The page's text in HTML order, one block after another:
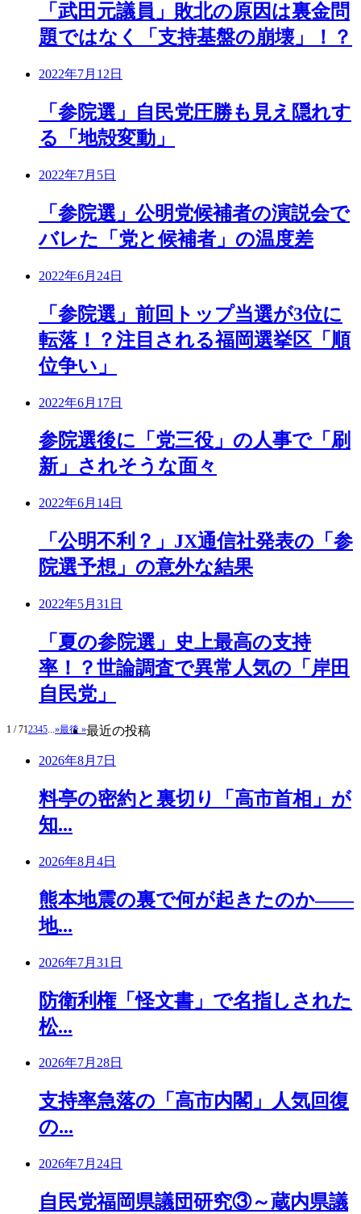
「武田元議員」敗北の原因は裏金問
題ではなく「支持基盤の崩壊」！？
2022年7月12日
「参院選」自民党圧勝も見え隠れす
る「地殻変動」
2022年7月5日
「参院選」公明党候補者の演説会で
バレた「党と候補者」の温度差
2022年6月24日
「参院選」前回トップ当選が3位に
転落！？注目される福岡選挙区「順
位争い」
2022年6月17日
参院選後に「党三役」の人事で「刷
新」されそうな面々
2022年6月14日
「公明不利？」JX通信社発表の「参
院選予想」の意外な結果
2022年5月31日
「夏の参院選」史上最高の支持
率！？世論調査で異常人気の「岸田
自民党」
1 / 712345...»最後 »最近の投稿
2026年8月7日
料亭の密約と裏切り「高市首相」が
知...
2026年8月4日
熊本地震の裏で何が起きたのか――
地...
2026年7月31日
防衛利権「怪文書」で名指しされた
松...
2026年7月28日
支持率急落の「高市内閣」人気回復
の...
2026年7月24日
自民党福岡県議団研究③～蔵内県議